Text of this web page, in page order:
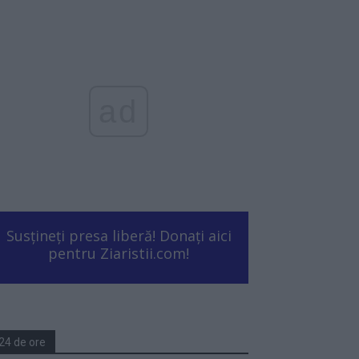
Susțineți presa liberă! Donați aici
pentru Ziaristii.com!
de ore